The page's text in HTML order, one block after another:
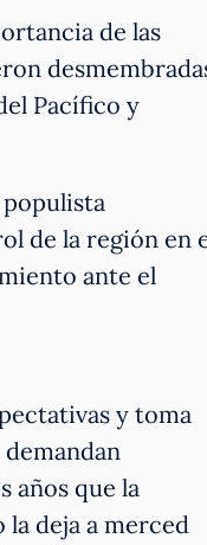
de las
Pacífico y
de la región en
ante el
y toma
años que la
deja a merced